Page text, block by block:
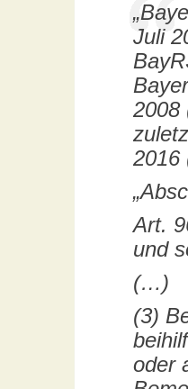
Juli
2008
2016
Art.
und
(…)
(3)
oder